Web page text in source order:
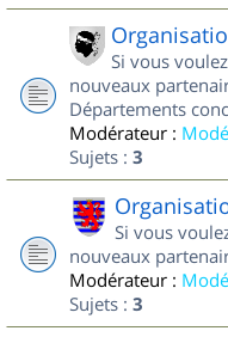
Si vous
nouveaux
Départements
Modérateur :
Sujets : 3
Si vous
nouveaux
Modérateur :
Sujets : 3